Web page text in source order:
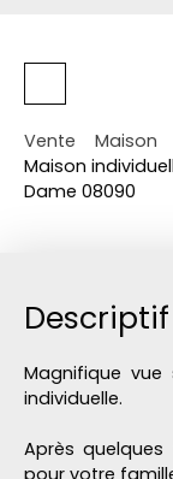
Vente Maison
Maison
Dame 08090
Magnifique
individuelle.
Après